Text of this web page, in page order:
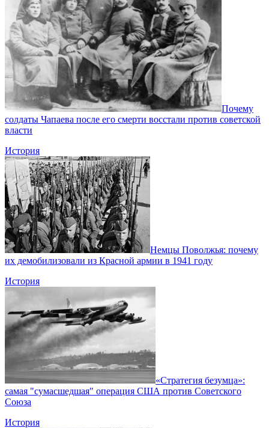
Почему
солдаты Чапаева после его смерти восстали против советской
власти
История
Немцы Поволжья: почему
их демобилизовали из Красной армии в 1941 году
История
«Стратегия безумца»:
самая "сумасшедшая" операция США против Советского
Союза
История